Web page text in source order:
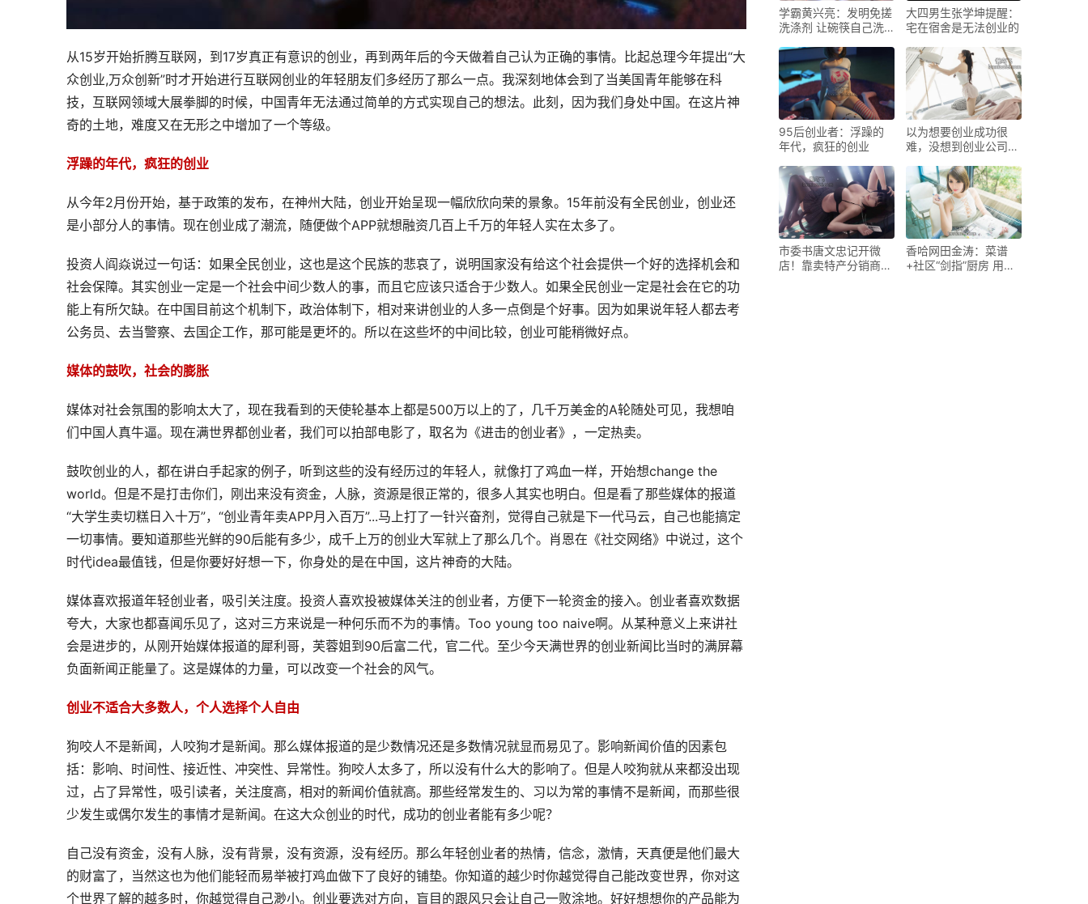
从15岁开始折腾互联网，到17岁真正有意识的创业，再到两年后的今天做着自己认为正确的事情。比起总理今年提出“大
众创业,万众创新”时才开始进行互联网创业的年轻朋友们多经历了那么一点。我深刻地体会到了当美国青年能够在科
技，互联网领域大展拳脚的时候，中国青年无法通过简单的方式实现自己的想法。此刻，因为我们身处中国。在这片神
奇的土地，难度又在无形之中增加了一个等级。
浮躁的年代，疯狂的创业
从今年2月份开始，基于政策的发布，在神州大陆，创业开始呈现一幅欣欣向荣的景象。15年前没有全民创业，创业还
是小部分人的事情。现在创业成了潮流，随便做个APP就想融资几百上千万的年轻人实在太多了。
投资人阎焱说过一句话：如果全民创业，这也是这个民族的悲哀了，说明国家没有给这个社会提供一个好的选择机会和
社会保障。其实创业一定是一个社会中间少数人的事，而且它应该只适合于少数人。如果全民创业一定是社会在它的功
能上有所欠缺。在中国目前这个机制下，政治体制下，相对来讲创业的人多一点倒是个好事。因为如果说年轻人都去考
公务员、去当警察、去国企工作，那可能是更坏的。所以在这些坏的中间比较，创业可能稍微好点。
媒体的鼓吹，社会的膨胀
媒体对社会氛围的影响太大了，现在我看到的天使轮基本上都是500万以上的了，几千万美金的A轮随处可见，我想咱
们中国人真牛逼。现在满世界都创业者，我们可以拍部电影了，取名为《进击的创业者》，一定热卖。
鼓吹创业的人，都在讲白手起家的例子，听到这些的没有经历过的年轻人，就像打了鸡血一样，开始想change the
world。但是不是打击你们，刚出来没有资金，人脉，资源是很正常的，很多人其实也明白。但是看了那些媒体的报道
“大学生卖切糕日入十万”，“创业青年卖APP月入百万”...马上打了一针兴奋剂，觉得自己就是下一代马云，自己也能搞定
一切事情。要知道那些光鲜的90后能有多少，成千上万的创业大军就上了那么几个。肖恩在《社交网络》中说过，这个
时代idea最值钱，但是你要好好想一下，你身处的是在中国，这片神奇的大陆。
媒体喜欢报道年轻创业者，吸引关注度。投资人喜欢投被媒体关注的创业者，方便下一轮资金的接入。创业者喜欢数据
夸大，大家也都喜闻乐见了，这对三方来说是一种何乐而不为的事情。Too young too naive啊。从某种意义上来讲社
会是进步的，从刚开始媒体报道的犀利哥，芙蓉姐到90后富二代，官二代。至少今天满世界的创业新闻比当时的满屏幕
负面新闻正能量了。这是媒体的力量，可以改变一个社会的风气。
创业不适合大多数人，个人选择个人自由
狗咬人不是新闻，人咬狗才是新闻。那么媒体报道的是少数情况还是多数情况就显而易见了。影响新闻价值的因素包
括：影响、时间性、接近性、冲突性、异常性。狗咬人太多了，所以没有什么大的影响了。但是人咬狗就从来都没出现
过，占了异常性，吸引读者，关注度高，相对的新闻价值就高。那些经常发生的、习以为常的事情不是新闻，而那些很
少发生或偶尔发生的事情才是新闻。在这大众创业的时代，成功的创业者能有多少呢？
自己没有资金，没有人脉，没有背景，没有资源，没有经历。那么年轻创业者的热情，信念，激情，天真便是他们最大
的财富了，当然这也为他们能轻而易举被打鸡血做下了良好的铺垫。你知道的越少时你越觉得自己能改变世界，你对这
个世界了解的越多时，你越觉得自己渺小。创业要选对方向，盲目的跟风只会让自己一败涂地。好好想想你的产品能为
学霸黄兴亮：发明免搓
洗涤剂 让碗筷自己洗
大四男生张学坤提醒：
宅在宿舍是无法创业的
95后创业者：浮躁的
年代，疯狂的创业
以为想要创业成功很
难，没想到创业公司正
市委书唐文忠记开微
店！靠卖特产分销商遍
香哈网田金涛：菜谱
+社区“剑指”厨房 用户